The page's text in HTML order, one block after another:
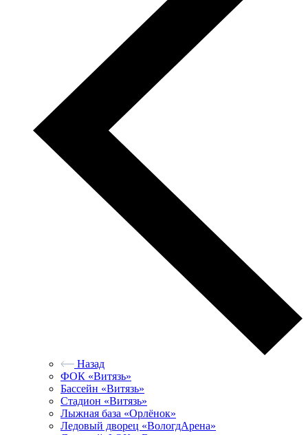
Назад
ФОК «Витязь»
Бассейн «Витязь»
Стадион «Витязь»
Лыжная база «Орлёнок»
Ледовый дворец «ВологдАрена»